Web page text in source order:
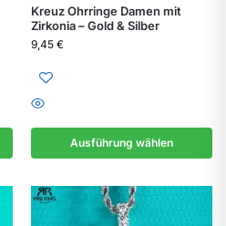
Kreuz Ohrringe Damen mit
Zirkonia – Gold & Silber
9,45 €
Ausführung wählen